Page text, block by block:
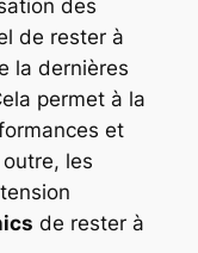
des
de rester à
la dernières
permet à la
et
les
de rester à